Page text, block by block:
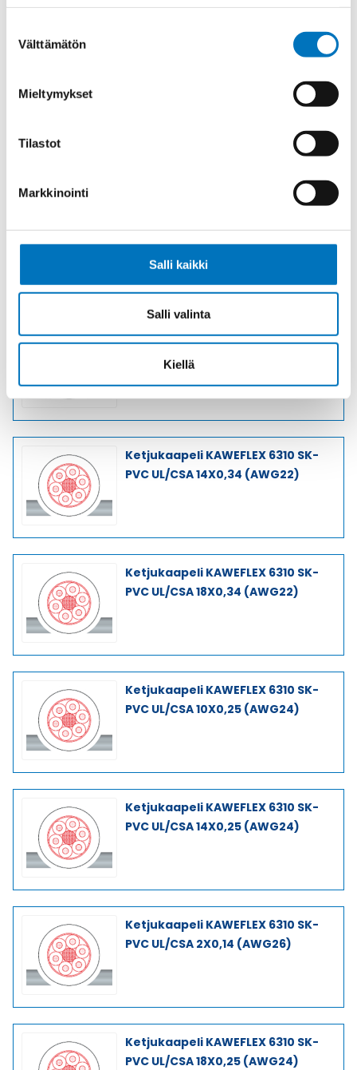
valinta
Välttämätön
Mieltymykset
Tilastot
Markkinointi
Salli kaikki
Salli valinta
Kiellä
PVC UL/CSA 4X0,34 (AWG22)
Ketjukaapeli KAWEFLEX 6310 SK-
PVC UL/CSA 7X0,34 (AWG22)
Ketjukaapeli KAWEFLEX 6310 SK-
PVC UL/CSA 10X0,34 (AWG22)
Ketjukaapeli KAWEFLEX 6310 SK-
PVC UL/CSA 14X0,34 (AWG22)
Ketjukaapeli KAWEFLEX 6310 SK-
PVC UL/CSA 18X0,34 (AWG22)
Ketjukaapeli KAWEFLEX 6310 SK-
PVC UL/CSA 10X0,25 (AWG24)
Ketjukaapeli KAWEFLEX 6310 SK-
PVC UL/CSA 14X0,25 (AWG24)
Ketjukaapeli KAWEFLEX 6310 SK-
PVC UL/CSA 2X0,14 (AWG26)
Ketjukaapeli KAWEFLEX 6310 SK-
PVC UL/CSA 18X0,25 (AWG24)